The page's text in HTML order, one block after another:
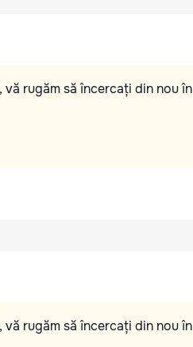
rugăm să încercați din nou în
rugăm să încercați din nou în